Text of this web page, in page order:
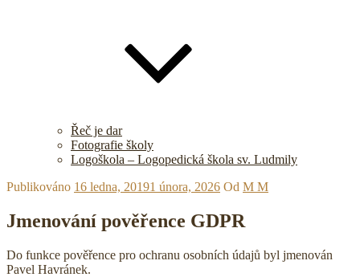
Řeč je dar
Fotografie školy
Logoškola – Logopedická škola sv. Ludmily
Publikováno 16 ledna, 20191 února, 2026 Od M M
Jmenování pověřence GDPR
Do funkce pověřence pro ochranu osobních údajů byl jmenován
Pavel Havránek.